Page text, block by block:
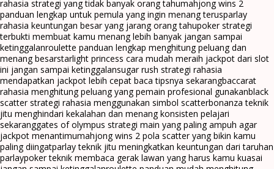
rahasia strategi yang tidak banyak orang tahumahjong wins 2
panduan lengkap untuk pemula yang ingin menang terusparlay
rahasia keuntungan besar yang jarang orang tahupoker strategi
terbukti membuat kamu menang lebih banyak jangan sampai
ketinggalanroulette panduan lengkap menghitung peluang dan
menang besarstarlight princess cara mudah meraih jackpot dari slot
ini jangan sampai ketinggalansugar rush strategi rahasia
mendapatkan jackpot lebih cepat baca tipsnya sekarangbaccarat
rahasia menghitung peluang yang pemain profesional gunakanblack
scatter strategi rahasia menggunakan simbol scatterbonanza teknik
jitu menghindari kekalahan dan menang konsisten pelajari
sekaranggates of olympus strategi main yang paling ampuh agar
jackpot menantimumahjong wins 2 pola scatter yang bikin kamu
paling diingatparlay teknik jitu meningkatkan keuntungan dari taruhan
parlaypoker teknik membaca gerak lawan yang harus kamu kuasai